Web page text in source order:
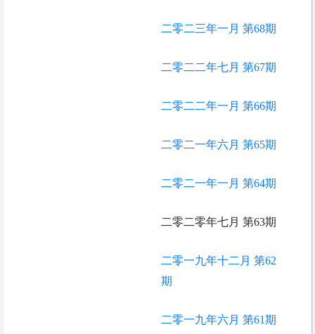
二零二三年一月 第68期
二零二二年七月 第67期
二零二二年一月 第66期
二零二一年六月 第65期
二零二一年一月 第64期
二零二零年七月 第63期
二零一九年十二月 第62
期
二零一九年六月 第61期